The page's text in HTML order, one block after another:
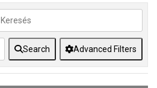
Search Advanced Filters